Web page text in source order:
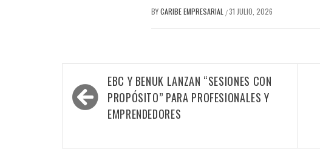
BYCARIBE EMPRESARIAL /31 JULIO, 2026
Navegación
de
entradas
EBC Y BENUK LANZAN “SESIONES CON
PROPÓSITO” PARA PROFESIONALES Y
EMPRENDEDORES